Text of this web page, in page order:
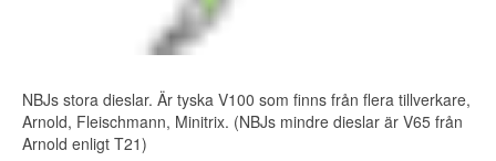
NBJs stora dieslar. Är tyska V100 som finns från flera tillverkare,
Arnold, Fleischmann, Minitrix. (NBJs mindre dieslar är V65 från
Arnold enligt T21)